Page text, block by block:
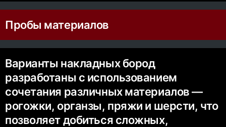
Пробы материалов
Варианты накладных бород
разработаны с использованием
сочетания различных материалов —
рогожки, органзы, пряжи и шерсти, что
позволяет добиться сложных,